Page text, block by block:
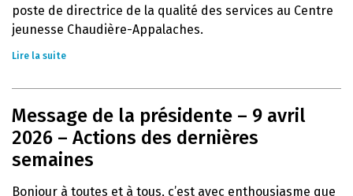
poste de directrice de la qualité des services au Centre
jeunesse Chaudière-Appalaches.
Lire la suite
Message de la présidente – 9 avril
2026 – Actions des dernières
semaines
Bonjour à toutes et à tous, c’est avec enthousiasme que